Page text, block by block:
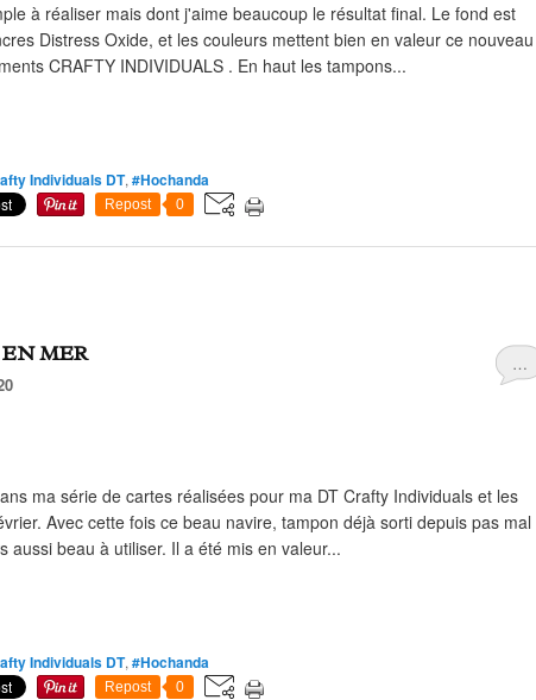
à réaliser mais dont j'aime beaucoup le résultat final. Le fond est
Distress Oxide, et les couleurs mettent bien en valeur ce nouveau
CRAFTY INDIVIDUALS . En haut les tampons...
Individuals DT, #Hochanda
Repost 0
…
MER
ma série de cartes réalisées pour ma DT Crafty Individuals et les
Avec cette fois ce beau navire, tampon déjà sorti depuis pas mal
aussi beau à utiliser. Il a été mis en valeur...
Individuals DT, #Hochanda
Repost 0